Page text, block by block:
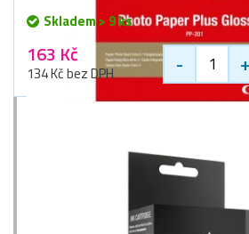
Skladem > 9 ks
163 Kč
134 Kč bez DPH - +